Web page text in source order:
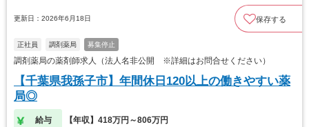
更新日：2026年6月18日 保存する
正社員 調剤薬局 募集停止
調剤薬局の薬剤師求人（法人名非公開 ※詳細はお問合せください）
【千葉県我孫子市】年間休日120以上の働きやすい薬
局◎
給与 【年収】418万円～806万円